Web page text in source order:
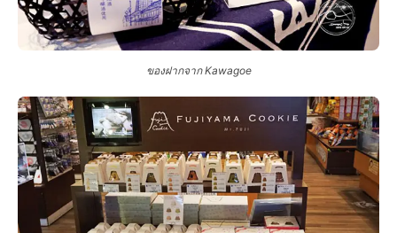
ของฝากจาก Kawagoe